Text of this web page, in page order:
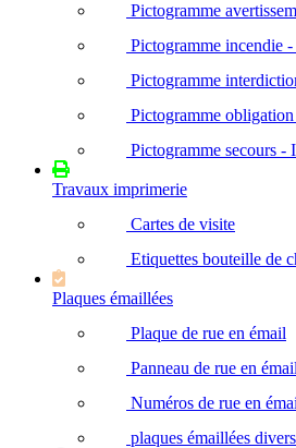
Pictogramme
Pictogramme incendie
Pictogramme
Pictogramme
Pictogramme secours -
Travaux imprimerie
Cartes de visite
Etiquettes bouteille de
Plaques émaillées
Plaque de rue en émail
Panneau de rue en émail
Numéros de rue en
plaques émaillées